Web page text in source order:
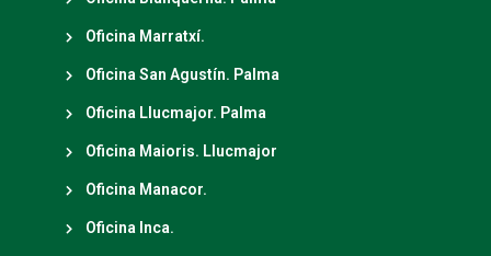
Oficina Marratxí.
Oficina San Agustín. Palma
Oficina Llucmajor. Palma
Oficina Maioris. Llucmajor
Oficina Manacor.
Oficina Inca.